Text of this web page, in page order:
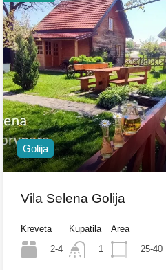
Golija
Vila Selena Golija
Kreveta
2-4
Kupatila
1
Area
25-40